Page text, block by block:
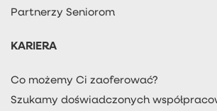
Partnerzy Seniorom
KARIERA
Co możemy Ci zaoferować?
Szukamy doświadczonych